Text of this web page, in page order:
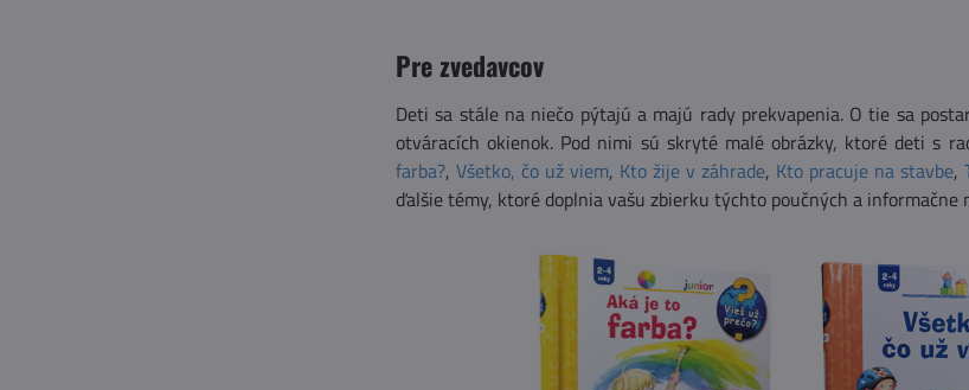
Pre zvedavcov
Deti sa stále na niečo pýtajú a majú rady prekvapenia. O tie sa
otváracích okienok. Pod nimi sú skryté malé obrázky, ktoré deti s
farba?, Všetko, čo už viem, Kto žije v záhrade, Kto pracuje na stavbe,
ďalšie témy, ktoré doplnia vašu zbierku týchto poučných a